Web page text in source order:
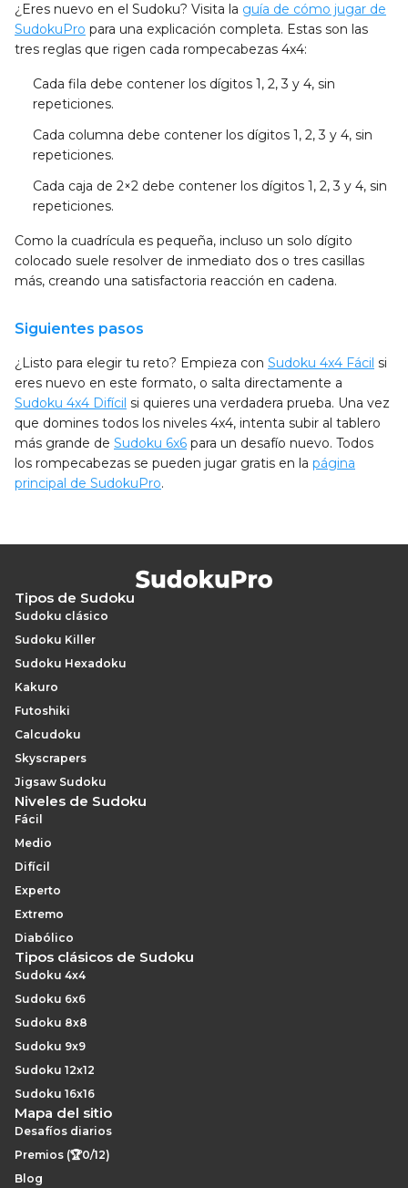
¿Eres nuevo en el Sudoku? Visita la guía de cómo jugar de
SudokuPro para una explicación completa. Estas son las
tres reglas que rigen cada rompecabezas 4x4:
Cada fila debe contener los dígitos 1, 2, 3 y 4, sin
repeticiones.
Cada columna debe contener los dígitos 1, 2, 3 y 4, sin
repeticiones.
Cada caja de 2×2 debe contener los dígitos 1, 2, 3 y 4, sin
repeticiones.
Como la cuadrícula es pequeña, incluso un solo dígito
colocado suele resolver de inmediato dos o tres casillas
más, creando una satisfactoria reacción en cadena.
Siguientes pasos
¿Listo para elegir tu reto? Empieza con Sudoku 4x4 Fácil si
eres nuevo en este formato, o salta directamente a
Sudoku 4x4 Difícil si quieres una verdadera prueba. Una vez
que domines todos los niveles 4x4, intenta subir al tablero
más grande de Sudoku 6x6 para un desafío nuevo. Todos
los rompecabezas se pueden jugar gratis en la página
principal de SudokuPro.
Tipos de Sudoku
Sudoku clásico
Sudoku Killer
Sudoku Hexadoku
Kakuro
Futoshiki
Calcudoku
Skyscrapers
Jigsaw Sudoku
Niveles de Sudoku
Fácil
Medio
Difícil
Experto
Extremo
Diabólico
Tipos clásicos de Sudoku
Sudoku 4x4
Sudoku 6x6
Sudoku 8x8
Sudoku 9x9
Sudoku 12x12
Sudoku 16x16
Mapa del sitio
Desafíos diarios
Premios (🏆0/12)
Blog